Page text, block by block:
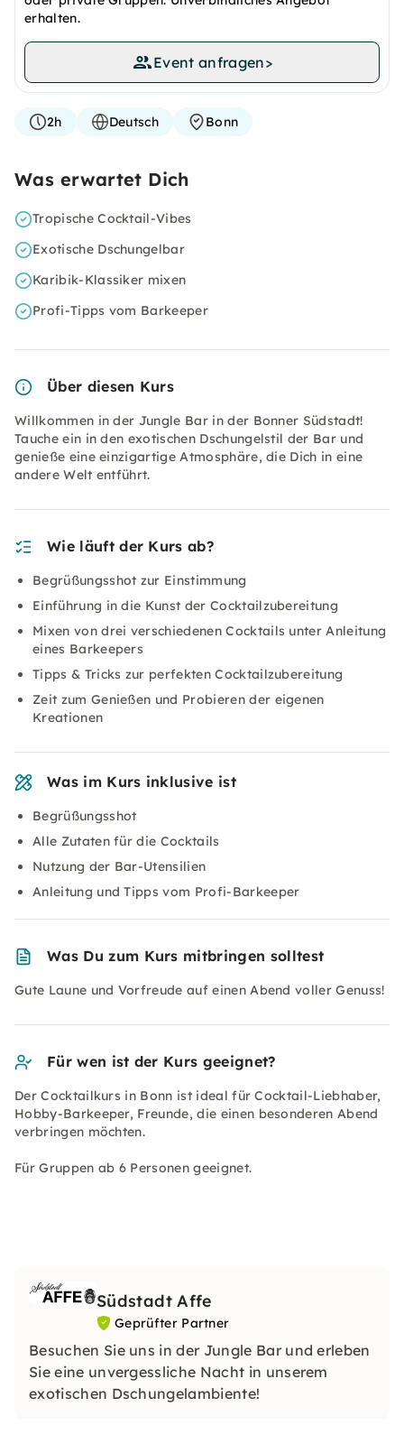
erhalten.
Event anfragen>
2h Deutsch Bonn
Was erwartet Dich
Tropische Cocktail-Vibes
Exotische Dschungelbar
Karibik-Klassiker mixen
Profi-Tipps vom Barkeeper
Über diesen Kurs
Willkommen in der Jungle Bar in der Bonner Südstadt!
Tauche ein in den exotischen Dschungelstil der Bar und
genieße eine einzigartige Atmosphäre, die Dich in eine
andere Welt entführt.
Wie läuft der Kurs ab?
Begrüßungsshot zur Einstimmung
Einführung in die Kunst der Cocktailzubereitung
Mixen von drei verschiedenen Cocktails unter Anleitung
eines Barkeepers
Tipps & Tricks zur perfekten Cocktailzubereitung
Zeit zum Genießen und Probieren der eigenen
Kreationen
Was im Kurs inklusive ist
Begrüßungsshot
Alle Zutaten für die Cocktails
Nutzung der Bar-Utensilien
Anleitung und Tipps vom Profi-Barkeeper
Was Du zum Kurs mitbringen solltest
Gute Laune und Vorfreude auf einen Abend voller Genuss!
Für wen ist der Kurs geeignet?
Der Cocktailkurs in Bonn ist ideal für Cocktail-Liebhaber,
Hobby-Barkeeper, Freunde, die einen besonderen Abend
verbringen möchten.
Für Gruppen ab 6 Personen geeignet.
Südstadt Affe
Geprüfter Partner
Besuchen Sie uns in der Jungle Bar und erleben
Sie eine unvergessliche Nacht in unserem
exotischen Dschungelambiente!